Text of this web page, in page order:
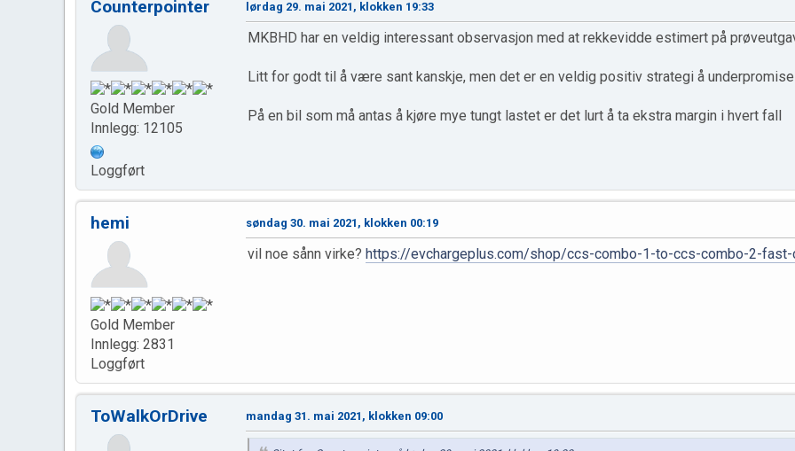
Counterpointer
Gold Member
Innlegg: 12105
Loggført
lørdag 29. mai 2021, klokken 19:33
MKBHD har en veldig interessant observasjon med at rekkevidde estimert på
Litt for godt til å være sant kanskje, men det er en veldig positiv strategi å
På en bil som må antas å kjøre mye tungt lastet er det lurt å ta ekstra margin i hvert fall
hemi
Gold Member
Innlegg: 2831
Loggført
søndag 30. mai 2021, klokken 00:19
vil noe sånn virke? https://evchargeplus.com/shop/ccs-combo-1-to-ccs-combo-2-
ToWalkOrDrive mandag 31. mai 2021, klokken 09:00